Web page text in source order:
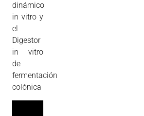
dinámico
in vitro y
el
Digestor
in vitro
de
fermentación
colónica